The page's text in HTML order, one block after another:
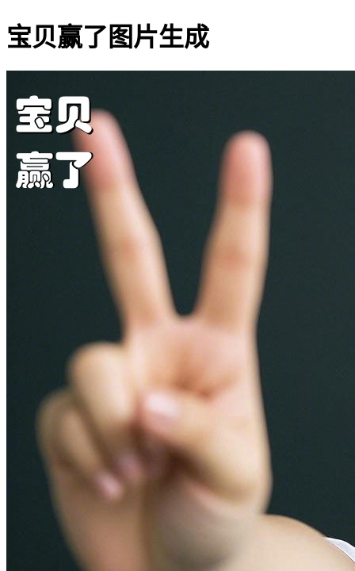
宝贝赢了图片生成